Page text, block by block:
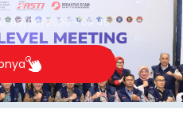
08/06/2026 - 09:45